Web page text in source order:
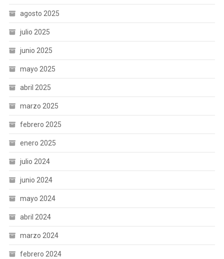
agosto 2025
julio 2025
junio 2025
mayo 2025
abril 2025
marzo 2025
febrero 2025
enero 2025
julio 2024
junio 2024
mayo 2024
abril 2024
marzo 2024
febrero 2024